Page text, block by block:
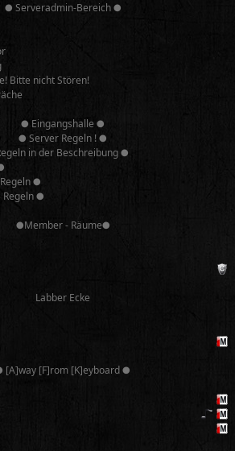
● Serveradmin-Bereich ●
Bitte nicht Stören!
● Eingangshalle ●
● Server Regeln ! ●
in der Beschreibung ●
●
Regeln ●
●Member - Räume●
Labber Ecke
[A]way [F]rom [K]eyboard ●